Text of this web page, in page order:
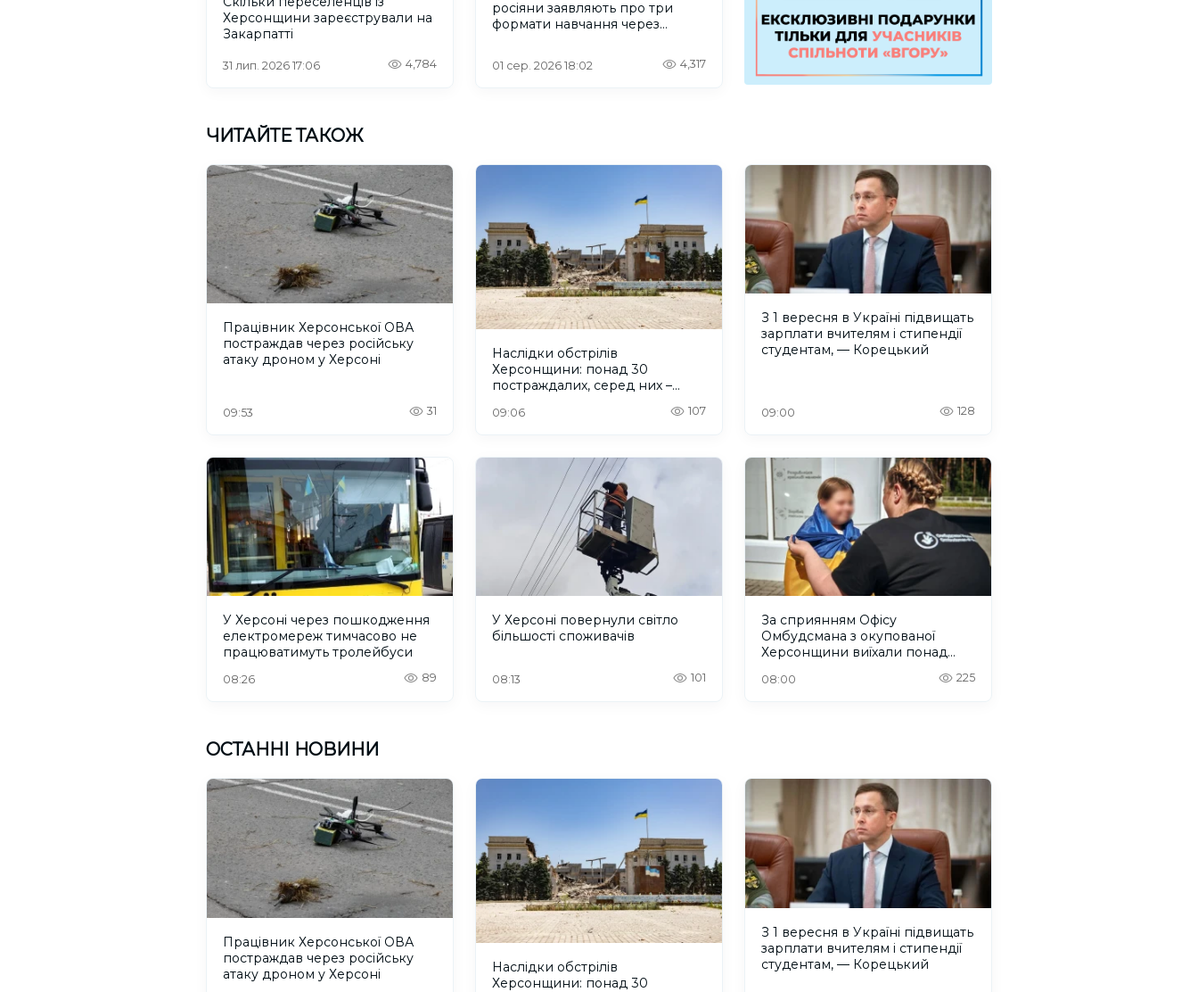
Херсонщини зареєстрували на
Закарпатті
31 лип. 2026 17:06 4,784
росіяни заявляють про три
формати навчання через
01 сер. 2026 18:02 4,317
ЧИТАЙТЕ ТАКОЖ
Працівник Херсонської ОВА
постраждав через російську
атаку дроном у Херсоні
09:53 31
Наслідки обстрілів
Херсонщини: понад 30
постраждалих, серед них –
09:06 107
З 1 вересня в Україні підвищать
зарплати вчителям і стипендії
студентам, — Корецький
09:00 128
У Херсоні через пошкодження
електромереж тимчасово не
працюватимуть тролейбуси
08:26 89
У Херсоні повернули світло
більшості споживачів
08:13 101
За сприянням Офісу
Омбудсмана з окупованої
Херсонщини виїхали понад
08:00 225
ОСТАННІ НОВИНИ
Працівник Херсонської ОВА
постраждав через російську
атаку дроном у Херсоні
Наслідки обстрілів
Херсонщини: понад 30
З 1 вересня в Україні підвищать
зарплати вчителям і стипендії
студентам, — Корецький